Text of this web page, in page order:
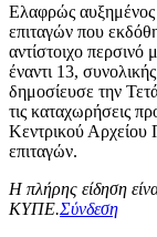
Ελαφρώς αυξημένος
επιταγών που
αντίστοιχο
έναντι 13,
δημοσίευσε την
τις καταχωρήσεις
Κεντρικού
επιταγών.
Η πλήρης είδηση
ΚΥΠΕ.Σύνδεση